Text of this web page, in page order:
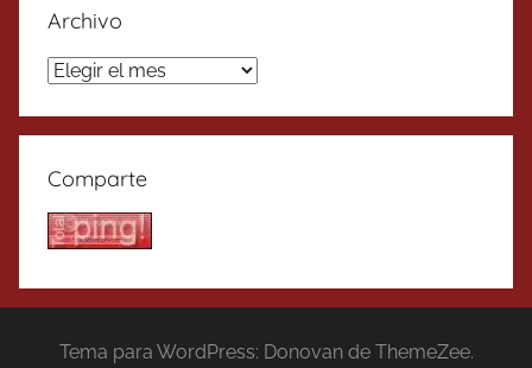
Archivo
Archivo
Comparte
Tema para WordPress: Donovan de ThemeZee.